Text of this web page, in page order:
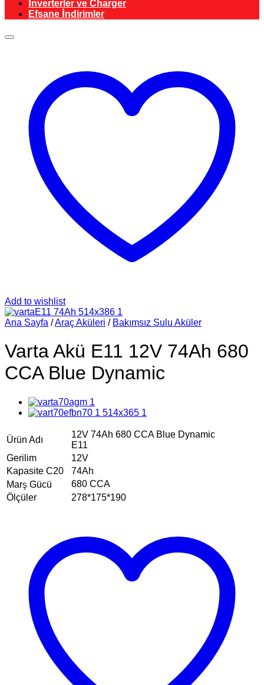
İnverterler ve Charger
Efsane İndirimler
Add to wishlist
Ana Sayfa /Araç Aküleri / Bakımsız Sulu Aküler
Varta Akü E11 12V 74Ah 680
CCA Blue Dynamic
Ürün Adı
12V 74Ah 680 CCA Blue Dynamic
E11
Gerilim
12V
Kapasite C20
74Ah
Marş Gücü
680 CCA
Ölçüler
278*175*190